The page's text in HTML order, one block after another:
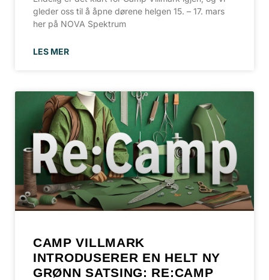
gleder oss til å åpne dørene helgen 15. – 17. mars
her på NOVA Spektrum
LES MER
CAMP VILLMARK
INTRODUSERER EN HELT NY
GRØNN SATSING: RE:CAMP